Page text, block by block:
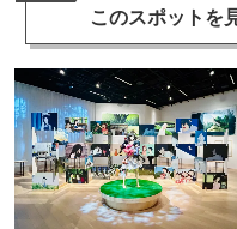
このスポットを